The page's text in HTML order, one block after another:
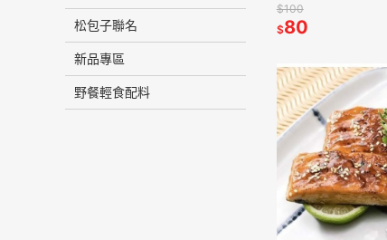
松包子聯名
新品專區
野餐輕食配料
$100
$80